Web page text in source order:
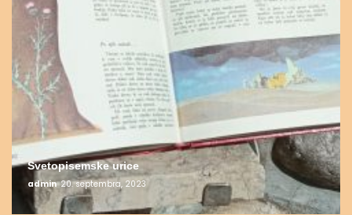
Svetopisemske urice
admin 20. septembra, 2023